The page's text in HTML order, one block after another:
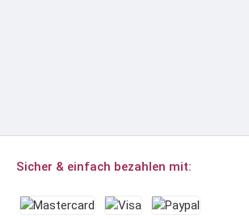
Sicher & einfach bezahlen mit: